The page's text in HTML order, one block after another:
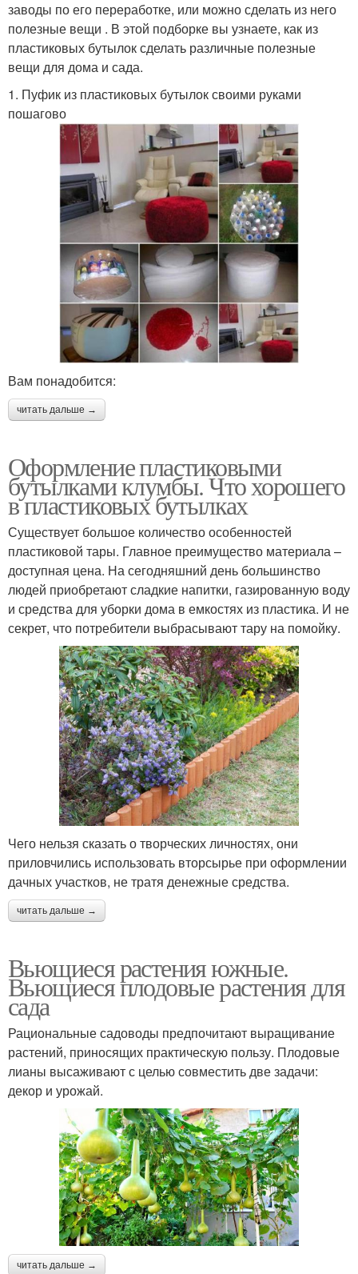
заводы по его переработке, или можно сделать из него
полезные вещи . В этой подборке вы узнаете, как из
пластиковых бутылок сделать различные полезные
вещи для дома и сада.
1. Пуфик из пластиковых бутылок своими руками
пошагово
Вам понадобится:
читать дальше →
Оформление пластиковыми
бутылками клумбы. Что хорошего
в пластиковых бутылках
Существует большое количество особенностей
пластиковой тары. Главное преимущество материала –
доступная цена. На сегодняшний день большинство
людей приобретают сладкие напитки, газированную воду
и средства для уборки дома в емкостях из пластика. И не
секрет, что потребители выбрасывают тару на помойку.
Чего нельзя сказать о творческих личностях, они
приловчились использовать вторсырье при оформлении
дачных участков, не тратя денежные средства.
читать дальше →
Вьющиеся растения южные.
Вьющиеся плодовые растения для
сада
Рациональные садоводы предпочитают выращивание
растений, приносящих практическую пользу. Плодовые
лианы высаживают с целью совместить две задачи:
декор и урожай.
читать дальше →